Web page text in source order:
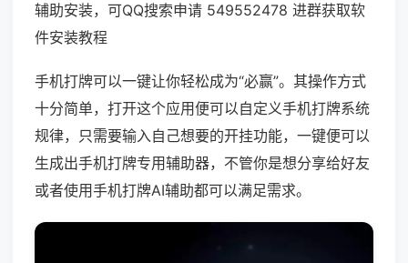
辅助安装，可QQ搜索申请 549552478 进群获取软
件安装教程
手机打牌可以一键让你轻松成为“必赢”。其操作方式
十分简单，打开这个应用便可以自定义手机打牌系统
规律，只需要输入自己想要的开挂功能，一键便可以
生成出手机打牌专用辅助器，不管你是想分享给好友
或者使用手机打牌AI辅助都可以满足需求。